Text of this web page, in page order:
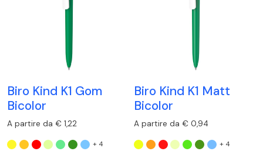
Biro Kind K1 Gom
Bicolor
A partire da € 1,22
+ 4
Biro Kind K1 Matt
Bicolor
A partire da € 0,94
+ 4